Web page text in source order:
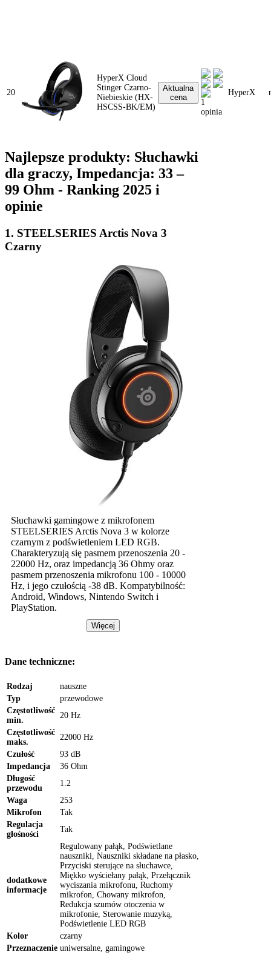
20
HyperX Cloud
Stinger Czarno-
Niebieskie (HX-
HSCSS-BK/EM)
Aktualna
cena
1
opinia
HyperX
Najlepsze produkty: Słuchawki
dla graczy, Impedancja: 33 –
99 Ohm - Ranking 2025 i
opinie
1. STEELSERIES Arctis Nova 3
Czarny
Słuchawki gamingowe z mikrofonem
STEELSERIES Arctis Nova 3 w kolorze
czarnym z podświetleniem LED RGB.
Charakteryzują się pasmem przenoszenia 20 -
22000 Hz, oraz impedancją 36 Ohmy oraz
pasmem przenoszenia mikrofonu 100 - 10000
Hz, i jego czułością -38 dB. Kompatybilność:
Android, Windows, Nintendo Switch i
PlayStation.
Więcej
Dane techniczne:
Rodzaj
nauszne
Typ
przewodowe
Częstotliwość
min.
20 Hz
Częstotliwość
maks.
22000 Hz
Czułość
93 dB
Impedancja
36 Ohm
Długość
przewodu
1.2
Waga
253
Mikrofon
Tak
Regulacja
głośności
Tak
dodatkowe
informacje
Regulowany pałąk, Podświetlane
nauszniki, Nauszniki składane na płasko,
Przyciski sterujące na słuchawce,
Miękko wyściełany pałąk, Przełącznik
wyciszania mikrofonu, Ruchomy
mikrofon, Chowany mikrofon,
Redukcja szumów otoczenia w
mikrofonie, Sterowanie muzyką,
Podświetlenie LED RGB
Kolor
czarny
Przeznaczenie uniwersalne, gamingowe